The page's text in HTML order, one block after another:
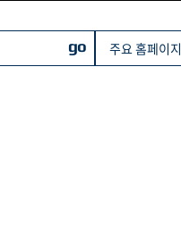
go 주요 홈페이지